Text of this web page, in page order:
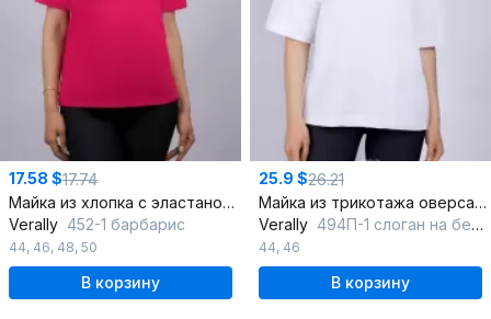
17.58 $17.74
Майка из хлопка с эластаном, красная, прямой силуэт
Verally 452-1 барбарис
44, 46, 48, 50
В корзину
25.9 $26.21
Майка из трикотажа оверсайз с круглой горловиной
Verally 494П-1 слоган на белом
44, 46
В корзину